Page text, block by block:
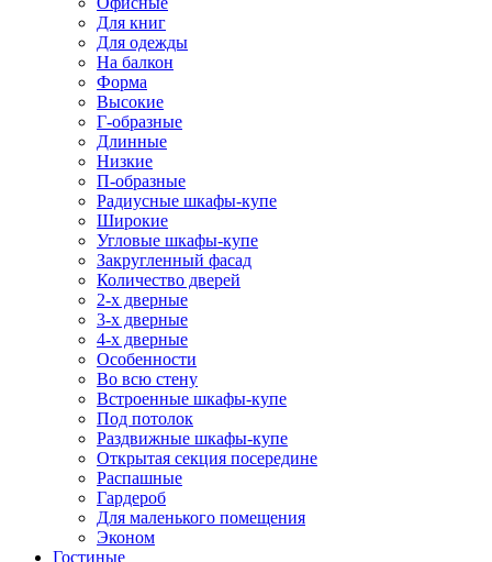
Для книг
Для одежды
На балкон
Форма
Высокие
Г-образные
Длинные
Низкие
П-образные
Радиусные шкафы-купе
Широкие
Угловые шкафы-купе
Закругленный фасад
Количество дверей
2-х дверные
3-х дверные
4-х дверные
Особенности
Во всю стену
Встроенные шкафы-купе
Под потолок
Раздвижные шкафы-купе
Открытая секция посередине
Распашные
Гардероб
Для маленького помещения
Эконом
Гостиные